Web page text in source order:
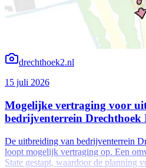
drechthoek2.nl
15 juli 2026
Mogelijke vertraging voor
bedrijventerrein Drechthoek
De uitbreiding van bedrijventerrein
loopt mogelijk vertraging op. Een
State gestapt, waardoor de planning